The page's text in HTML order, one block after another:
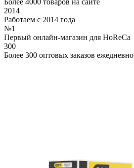
Более 4000 товаров на сайте
2014
Работаем с 2014 года
№1
Первый онлайн-магазин для HoReCa
300
Более 300 оптовых заказов ежедневно